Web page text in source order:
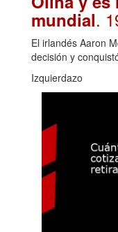
mundial.
El irlandés Aaron
decisión y
Izquierdazo